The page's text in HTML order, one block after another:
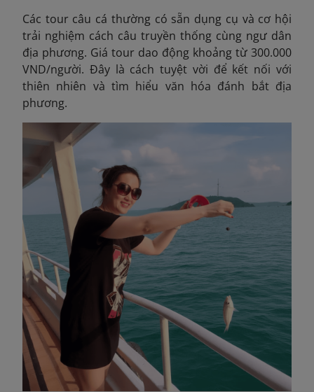
Các tour câu cá thường có sẵn dụng cụ và cơ hội
trải nghiệm cách câu truyền thống cùng ngư dân
địa phương. Giá tour dao động khoảng từ 300.000
VND/người. Đây là cách tuyệt vời để kết nối với
thiên nhiên và tìm hiểu văn hóa đánh bắt địa
phương.